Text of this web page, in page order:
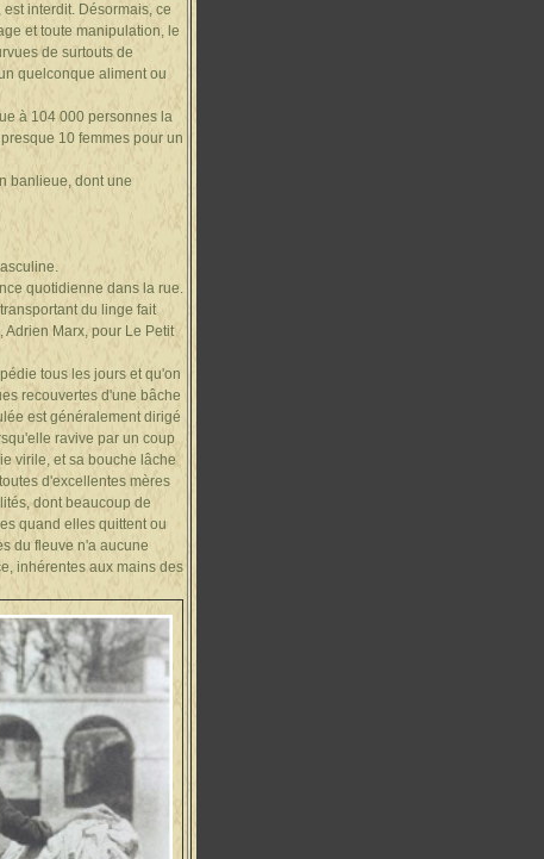
interdit. Désormais, ce
et toute manipulation, le
de surtouts de
quelconque aliment ou
à 104 000 personnes la
10 femmes pour un
banlieue, dont une
quotidienne dans la rue.
du linge fait
Marx, pour Le Petit
tous les jours et qu'on
recouvertes d'une bâche
est généralement dirigé
ravive par un coup
virile, et sa bouche lâche
d'excellentes mères
dont beaucoup de
quand elles quittent ou
du fleuve n'a aucune
inhérentes aux mains des